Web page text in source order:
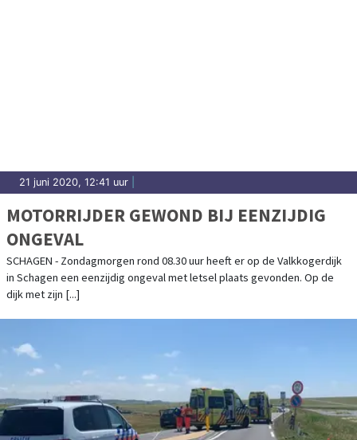
21 juni 2020, 12:41 uur
MOTORRIJDER GEWOND BIJ EENZIJDIG
ONGEVAL
SCHAGEN - Zondagmorgen rond 08.30 uur heeft er op de Valkkogerdijk
in Schagen een eenzijdig ongeval met letsel plaats gevonden. Op de
dijk met zijn [...]